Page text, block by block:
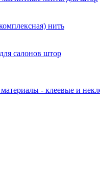
нить
салонов штор
- клеевые и